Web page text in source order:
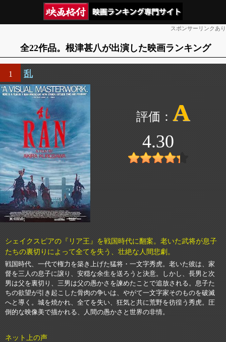
スポンサーリンクあり
全22作品。根津甚八が出演した映画ランキング
1 乱
A
4.30
シェイクスピアの『リア王』を戦国時代に翻案。老いた武将が息子
たちの裏切りによって全てを失う、壮絶な人間悲劇。
戦国時代、一代で権力を築き上げた猛将・一文字秀虎。老いた彼は、家
督を三人の息子に譲り、安穏な余生を送ろうと決意。しかし、長男と次
男は父を裏切り、三男は父の愚かさを諫めたことで追放される。息子た
ちの欲望が引き起こした骨肉の争いは、やがて一文字家そのものを破滅
へと導く。城を焼かれ、全てを失い、狂気と共に荒野を彷徨う秀虎。圧
倒的な映像美で描かれる、人間の愚かさと世界の非情。
ネット上の声